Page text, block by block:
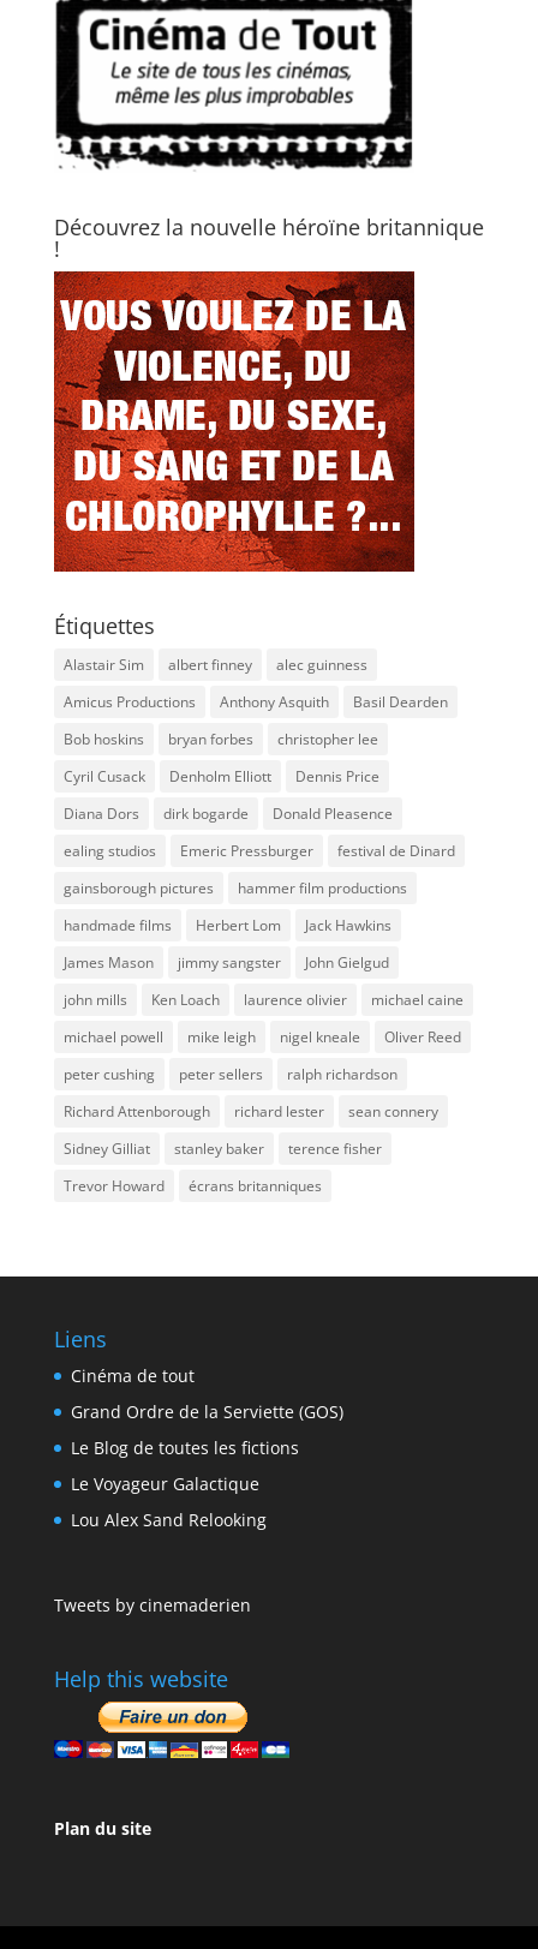
Découvrez la nouvelle héroïne britannique
!
Étiquettes
Alastair Sim albert finney
alec guinness
Amicus Productions
Anthony Asquith
Basil Dearden
Bob hoskins
bryan forbes
christopher lee
Cyril Cusack
Denholm Elliott
Dennis Price
Diana Dors
dirk bogarde
Donald Pleasence
ealing studios
Emeric Pressburger
festival de Dinard
gainsborough pictures
hammer film productions
handmade films
Herbert Lom
Jack Hawkins
James Mason
jimmy sangster
John Gielgud
john mills
Ken Loach laurence olivier
michael caine
michael powell
mike leigh nigel kneale
Oliver Reed
peter cushing
peter sellers
ralph richardson
Richard Attenborough
richard lester
sean connery
Sidney Gilliat
stanley baker
terence fisher
Trevor Howard
écrans britanniques
Liens
Cinéma de tout
Grand Ordre de la Serviette (GOS)
Le Blog de toutes les fictions
Le Voyageur Galactique
Lou Alex Sand Relooking
Tweets by cinemaderien
Help this website
Plan du site